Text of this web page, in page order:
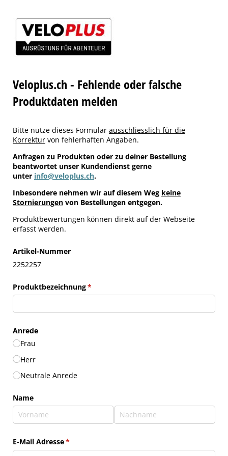
Veloplus.ch - Fehlende oder falsche
Produktdaten melden
Bitte nutze dieses Formular ausschliesslich für die
Korrektur von fehlerhaften Angaben.
Anfragen zu Produkten oder zu deiner Bestellung
beantwortet unser Kundendienst gerne
unter info@veloplus.ch.
Inbesondere nehmen wir auf diesem Weg keine
Stornierungen von Bestellungen entgegen.
Produktbewertungen können direkt auf der Webseite
erfasst werden.
Artikel-Nummer
2252257
Produktbezeichnung*
(erforderlich)
Anrede
Frau
Herr
Neutrale Anrede
Name
E-Mail Adresse*
(erforderlich)